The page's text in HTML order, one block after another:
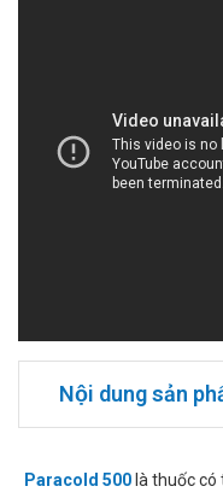
Nội dung sản
Paracold 500 là thuốc